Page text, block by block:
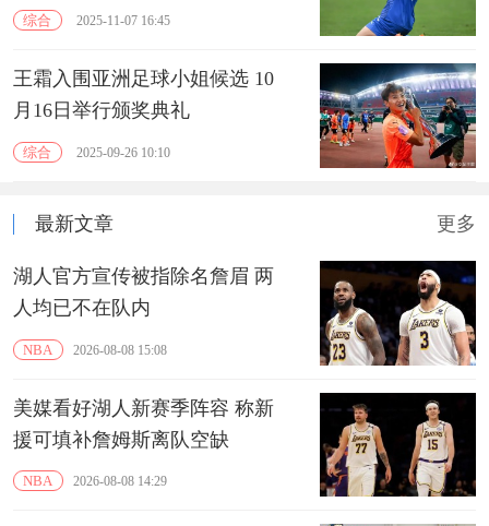
综合 2025-11-07 16:45
王霜入围亚洲足球小姐候选 10
月16日举行颁奖典礼
综合 2025-09-26 10:10
最新文章 更多
湖人官方宣传被指除名詹眉 两
人均已不在队内
NBA 2026-08-08 15:08
美媒看好湖人新赛季阵容 称新
援可填补詹姆斯离队空缺
NBA 2026-08-08 14:29